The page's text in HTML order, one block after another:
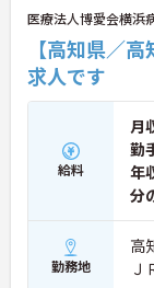
医療法人博愛会横浜
【高知県／
求人です
給料
月
勤
年
分
勤務地
高
Ｊ